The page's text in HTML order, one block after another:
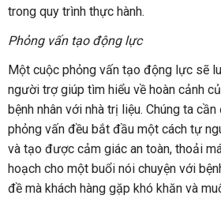
trong quy trình thực hành.
Phỏng vấn tạo động lực
Một cuộc phỏng vấn tạo động lực sẽ
người trợ giúp tìm hiểu về hoàn cảnh
bệnh nhân với nhà trị liệu. Chúng ta
phỏng vấn đều bắt đầu một cách tự
và tạo được cảm giác an toàn, thoải
hoạch cho một buổi nói chuyện với
đề mà khách hàng gặp khó khăn và